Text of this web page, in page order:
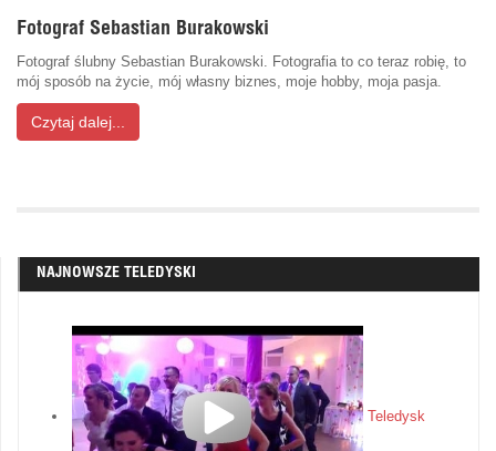
Fotograf Sebastian Burakowski
Fotograf ślubny Sebastian Burakowski. Fotografia to co teraz robię, to
mój sposób na życie, mój własny biznes, moje hobby, moja pasja.
Czytaj dalej...
NAJNOWSZE TELEDYSKI
Teledysk